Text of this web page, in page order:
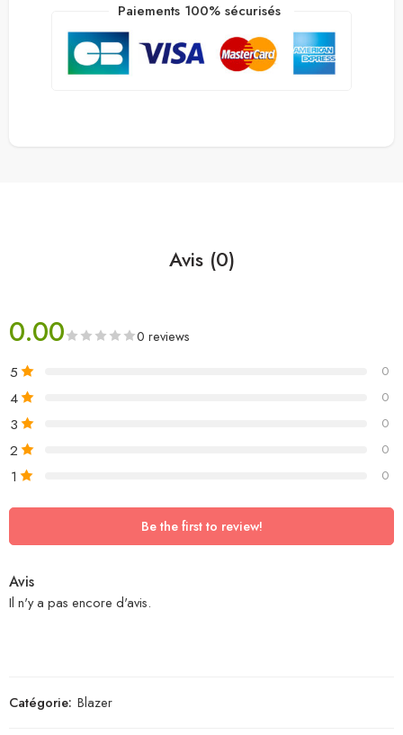
Paiements 100% sécurisés
Avis (0)
0.00 0 reviews
5 0
4 0
3 0
2 0
1 0
Be the first to review!
Avis
Il n'y a pas encore d'avis.
Catégorie: Blazer